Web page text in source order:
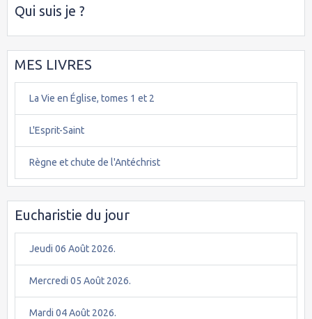
Qui suis je ?
MES LIVRES
La Vie en Église, tomes 1 et 2
L'Esprit-Saint
Règne et chute de l'Antéchrist
Eucharistie du jour
Jeudi 06 Août 2026.
Mercredi 05 Août 2026.
Mardi 04 Août 2026.